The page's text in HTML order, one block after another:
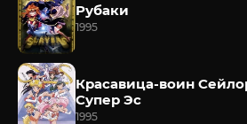
Рубаки
1995
Красавица-воин
Супер Эс
1995